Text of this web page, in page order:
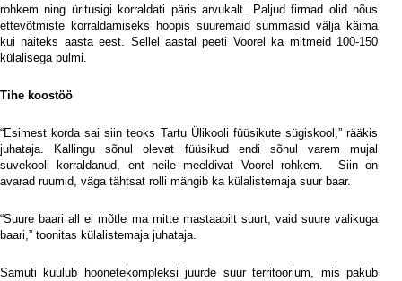
rohkem ning üritusigi korraldati päris arvukalt. Paljud firmad olid nõus
ettevõtmiste korraldamiseks hoopis suuremaid summasid välja käima
kui näiteks aasta eest. Sellel aastal peeti Voorel ka mitmeid 100-150
külalisega pulmi.
Tihe koostöö
“Esimest korda sai siin teoks Tartu Ülikooli füüsikute sügiskool,” rääkis
juhataja. Kallingu sõnul olevat füüsikud endi sõnul varem mujal
suvekooli korraldanud, ent neile meeldivat Voorel rohkem.
Siin on
avarad ruumid, väga tähtsat rolli mängib ka külalistemaja suur baar.
“Suure baari all ei mõtle ma mitte mastaabilt suurt, vaid suure valikuga
baari,” toonitas külalistemaja juhataja.
Samuti kuulub hoonetekompleksi juurde suur territoorium, mis pakub